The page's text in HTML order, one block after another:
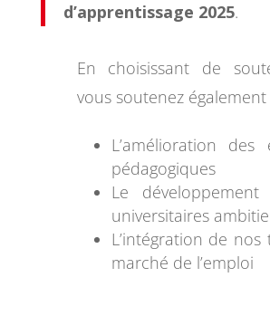
d’apprentissage 2025.
En choisissant de
vous soutenez également
L’amélioration des
pédagogiques
Le
universitaires
L’intégration de
marché de l’emploi